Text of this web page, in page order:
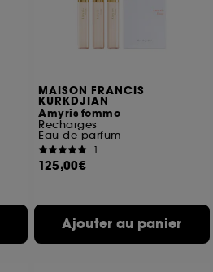
MAISON FRANCIS
KURKDJIAN
Amyris femme
Recharges
Eau de parfum
1
125,00€
Ajouter au panier